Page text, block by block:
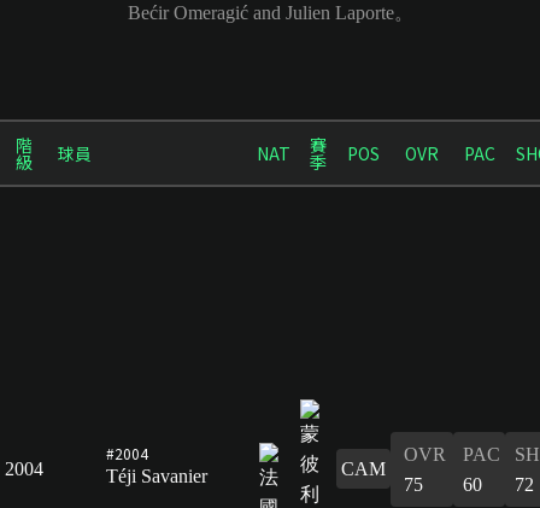
Bećir Omeragić and Julien Laporte。
階
級 球員 NAT 賽
季 POS OVR PAC
2004
#2004
Téji Savanier
CAM
OVR
75
PAC
60
72